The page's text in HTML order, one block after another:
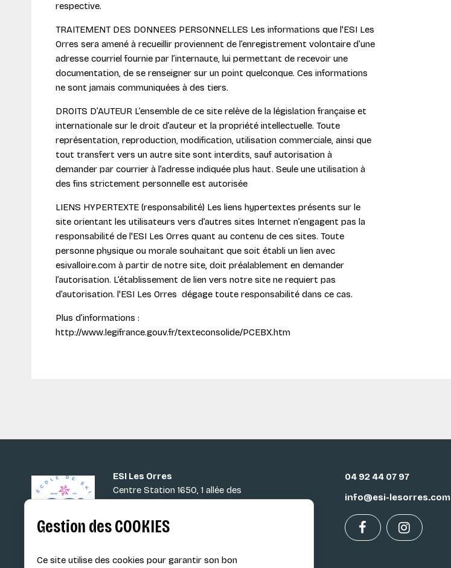
respective.
TRAITEMENT DES DONNEES PERSONNELLES Les informations que l'ESI Les
Orres sera amené à recueillir proviennent de l’enregistrement volontaire d’une
adresse courriel fournie par l’internaute, lui permettant de recevoir une
documentation, de se renseigner sur un point quelconque. Ces informations
ne sont jamais communiquées à des tiers.
DROITS D’AUTEUR L’ensemble de ce site relève de la législation française et
internationale sur le droit d’auteur et la propriété intellectuelle. Toute
représentation, reproduction, modification, utilisation commerciale, ainsi que
tout transfert vers un autre site sont interdits, sauf autorisation à
demander par courrier à l’adresse indiquée plus haut. Seule une utilisation à
des fins strictement personnelle est autorisée
LIENS HYPERTEXTE (responsabilité) Les liens hypertextes présents sur le
site orientant les utilisateurs vers d’autres sites Internet n’engagent pas la
responsabilité de l'ESI Les Orres quant au contenu de ces sites. Toute
personne physique ou morale souhaitant que soit établi un lien avec
esivalloire.com à partir de notre site, doit préalablement en demander
l’autorisation. L’établissement de lien vers notre site ne requiert pas
d’autorisation. l'ESI Les Orres dégage toute responsabilité dans ce cas.
Plus d’informations :
http://www.legifrance.gouv.fr/texteconsolide/PCEBX.htm
ESI Les Orres
Centre Station 1650, 1 allée des
05200 Les Orres
04 92 44 07 97
info@esi-lesorres.com
Gestion des COOKIES
Ce site utilise des cookies pour garantir son bon